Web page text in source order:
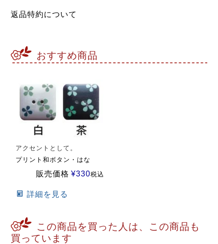
返品特約について
おすすめ商品
アクセントとして。
プリント和ボタン・はな
販売価格 ¥330税込
詳細を見る
この商品を買った人は、この商品も
買っています